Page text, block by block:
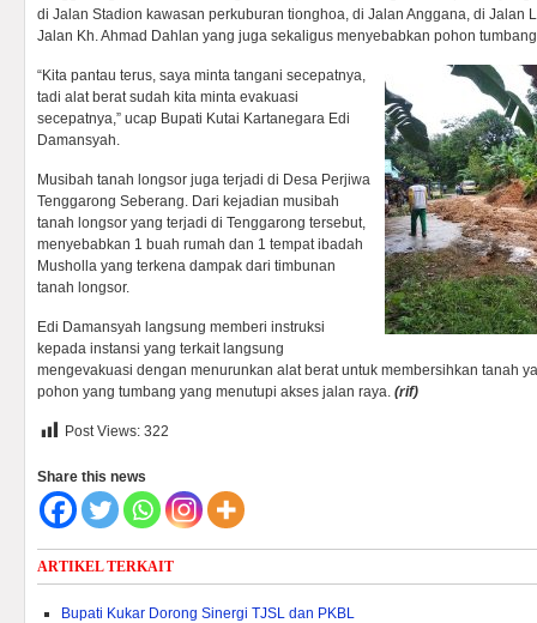
di Jalan Stadion kawasan perkuburan tionghoa, di Jalan Anggana, di Jalan
Jalan Kh. Ahmad Dahlan yang juga sekaligus menyebabkan pohon
“Kita pantau terus, saya minta tangani secepatnya,
tadi alat berat sudah kita minta evakuasi
secepatnya,” ucap Bupati Kutai Kartanegara Edi
Damansyah.
Musibah tanah longsor juga terjadi di Desa Perjiwa
Tenggarong Seberang. Dari kejadian musibah
tanah longsor yang terjadi di Tenggarong tersebut,
menyebabkan 1 buah rumah dan 1 tempat ibadah
Musholla yang terkena dampak dari timbunan
tanah longsor.
Edi Damansyah langsung memberi instruksi
kepada instansi yang terkait langsung
mengevakuasi dengan menurunkan alat berat untuk membersihkan tanah
pohon yang tumbang yang menutupi akses jalan raya. (rif)
Post Views: 322
Share this news
ARTIKEL TERKAIT
Bupati Kukar Dorong Sinergi TJSL dan PKBL